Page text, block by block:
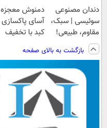
دندان مصنوعی
سوئیسی | سبک،
مقاوم، طبیعی!
ویزیت
رایگان+پرداخت
اقساطی😍
دمنوش معجزه
آسای پاکسازی
کبد با تخفیف
بازگشت به بالای صفحه